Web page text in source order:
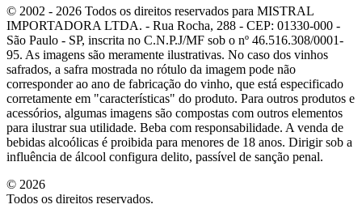
© 2002 - 2026 Todos os direitos reservados para MISTRAL
IMPORTADORA LTDA. - Rua Rocha, 288 - CEP: 01330-000 -
São Paulo - SP, inscrita no C.N.P.J/MF sob o nº 46.516.308/0001-
95. As imagens são meramente ilustrativas. No caso dos vinhos
safrados, a safra mostrada no rótulo da imagem pode não
corresponder ao ano de fabricação do vinho, que está especificado
corretamente em "características" do produto. Para outros produtos e
acessórios, algumas imagens são compostas com outros elementos
para ilustrar sua utilidade. Beba com responsabilidade. A venda de
bebidas alcoólicas é proibida para menores de 18 anos. Dirigir sob a
influência de álcool configura delito, passível de sanção penal.
© 2026
Todos os direitos reservados.